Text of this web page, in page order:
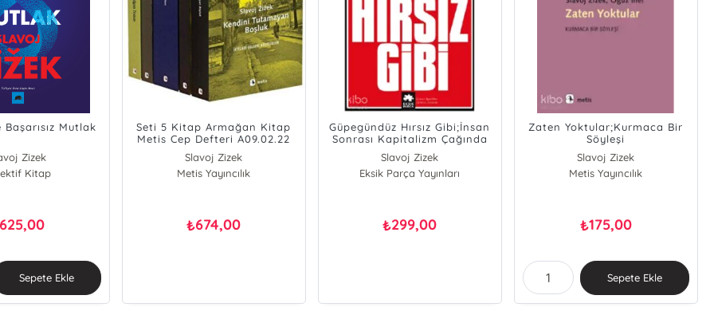
Mutlak
Zizek
Kitap
625,00
Sepete Ekle
Seti 5 Kitap Armağan Kitap
Metis Cep Defteri A09.02.22
Slavoj Zizek
Metis Yayıncılık
₺674,00
Güpegündüz Hırsız Gibi;İnsan
Sonrası Kapitalizm Çağında
Slavoj Zizek
Eksik Parça Yayınları
₺299,00
Zaten Yoktular;Kurmaca Bir
Söyleşi
Slavoj Zizek
Oğuz İnel
Metis Yayıncılık
₺175,00
Sepete Ekle